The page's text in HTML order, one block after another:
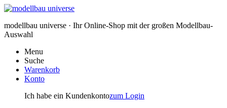
modellbau universe · Ihr Online-Shop mit der großen Modellbau-
Auswahl
Menu
Suche
Warenkorb
Konto
Ich habe ein Kundenkontozum Login